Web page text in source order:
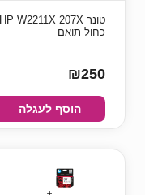
טונר HP W2211X 207X
כחול תואם
₪250
הוסף לעגלה